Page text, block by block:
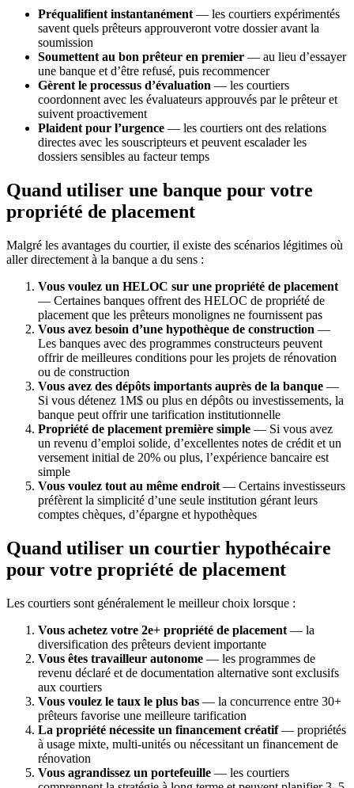
Préqualifient instantanément — les courtiers expérimentés
savent quels prêteurs approuveront votre dossier avant la
soumission
Soumettent au bon prêteur en premier — au lieu d’essayer
une banque et d’être refusé, puis recommencer
Gèrent le processus d’évaluation — les courtiers
coordonnent avec les évaluateurs approuvés par le prêteur et
suivent proactivement
Plaident pour l’urgence — les courtiers ont des relations
directes avec les souscripteurs et peuvent escalader les
dossiers sensibles au facteur temps
Quand utiliser une banque pour votre
propriété de placement
Malgré les avantages du courtier, il existe des scénarios légitimes où
aller directement à la banque a du sens :
Vous voulez un HELOC sur une propriété de placement
— Certaines banques offrent des HELOC de propriété de
placement que les prêteurs monolignes ne fournissent pas
Vous avez besoin d’une hypothèque de construction —
Les banques avec des programmes constructeurs peuvent
offrir de meilleures conditions pour les projets de rénovation
ou de construction
Vous avez des dépôts importants auprès de la banque —
Si vous détenez 1M$ ou plus en dépôts ou investissements, la
banque peut offrir une tarification institutionnelle
Propriété de placement première simple — Si vous avez
un revenu d’emploi solide, d’excellentes notes de crédit et un
versement initial de 20% ou plus, l’expérience bancaire est
simple
Vous voulez tout au même endroit — Certains investisseurs
préfèrent la simplicité d’une seule institution gérant leurs
comptes chèques, d’épargne et hypothèques
Quand utiliser un courtier hypothécaire
pour votre propriété de placement
Les courtiers sont généralement le meilleur choix lorsque :
Vous achetez votre 2e+ propriété de placement — la
diversification des prêteurs devient importante
Vous êtes travailleur autonome — les programmes de
revenu déclaré et de documentation alternative sont exclusifs
aux courtiers
Vous voulez le taux le plus bas — la concurrence entre 30+
prêteurs favorise une meilleure tarification
La propriété nécessite un financement créatif— propriétés
à usage mixte, multi-unités ou nécessitant un financement de
rénovation
Vous agrandissez un portefeuille — les courtiers